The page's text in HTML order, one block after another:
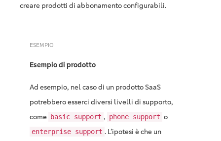
creare prodotti di abbonamento configurabili.
ESEMPIO
Esempio di prodotto
Ad esempio, nel caso di un prodotto SaaS
potrebbero esserci diversi livelli di supporto,
come basic support , phone support o
enterprise support . L’ipotesi è che un